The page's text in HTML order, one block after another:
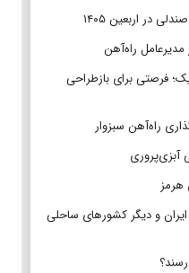
راه‌آهن
فرصتی برای بازطراحی
راه‌آهن سبزوار
آبزی‌پروری
هرمز
و دیگر کشورهای ساحلی